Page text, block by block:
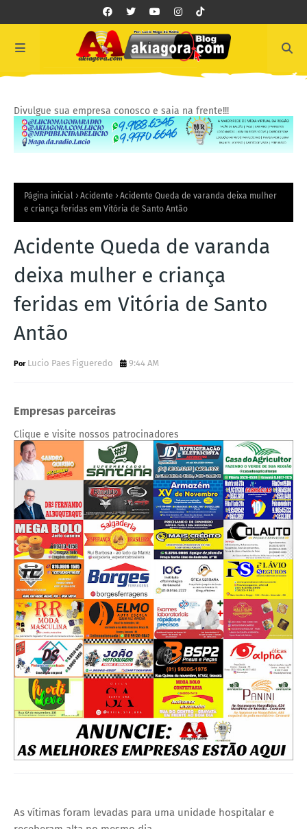
Divulgue sua empresa conosco e saia na frente!!!
Página inicial Acidente
Acidente Queda de varanda deixa mulher
e criança feridas em Vitória de Santo Antão
Acidente Queda de varanda
deixa mulher e criança
feridas em Vitória de Santo
Antão
Lucio Paes Figueredo 9:44 AM
Empresas parceiras
Clique e visite nossos patrocinadores
As vítimas foram levadas para uma unidade hospitalar e